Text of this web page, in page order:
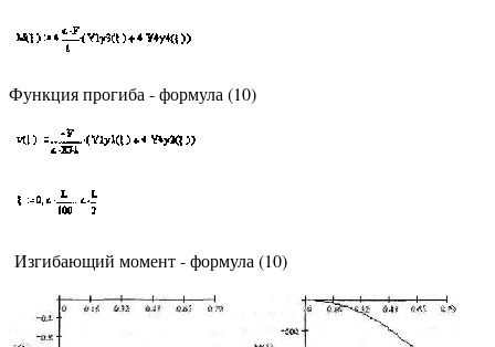
Функция прогиба - формула (10)
Изгибающий момент - формула (10)